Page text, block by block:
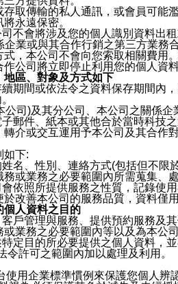
取傳輸的私人通訊，或會員可能
永遠保密。
不會將涉及您的個人識別資料出租
業或與其合作行銷之第三方業務
，本公司不會向您索取相關費用
公司將立即停止利用您的個人資料
地區、對象及方式如下
期間或依法令之資料保存期間內
司)及其分公司、本公司之關係企
郵件、紙本或其他合於當時科技
介或交互運用予本公司及其合作對
如下:
名、性別、連絡方式(包括但不
或業務之必要範圍內所需蒐集、
依照所提供服務之性質，記錄使
改善本公司的服務品質，資料僅
個人資料之目的
戶管理與服務、提供預約服務及
業務之必要範圍內等以及為本公
定目的所必要提供之個人資料，
令許可之範圍內加以處理及利用。
使用企業標準慣例來保護您個人